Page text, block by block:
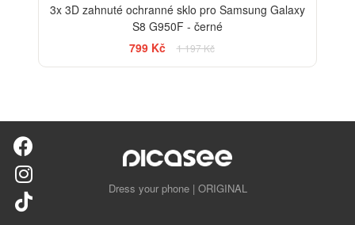
3x 3D zahnuté ochranné sklo pro Samsung Galaxy
S8 G950F - černé
799 Kč
1 197 Kč
Dress your phone | ORIGINAL